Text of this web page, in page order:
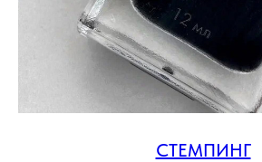
СТЕМПИНГ